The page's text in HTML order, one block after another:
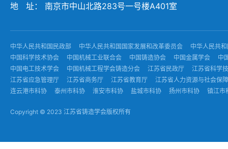
地 址： 南京市中山北路283号一号楼A401室
中华人民共和国民政部 中华人民共和国国家发展和改革委员会
中华人民共
中国科学技术协会
中国机械工业联合会 中国铸造协会 中国金属学会
中
中国电工技术学会
中国机械工程学会铸造分会 江苏省民政厅
江苏省科学
江苏省应急管理厅
江苏省商务厅 江苏省教育厅
江苏省人力资源与社会保
连云港市科协
泰州市科协 淮安市科协 盐城市科协 扬州市科协 镇江市
Copyright © 2023 江苏省铸造学会版权所有